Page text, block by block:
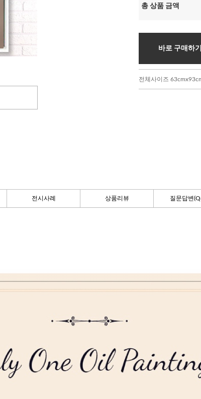
총 상품 금액
바로 구매하
전체사이즈
전시사례 상품리뷰 질문답변